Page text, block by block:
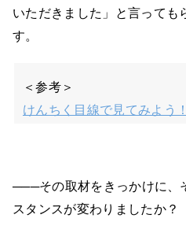
いただきました」と言っても
す。
＜参考＞
けんちく目線で見てみよう
───その取材をきっかけに、
スタンスが変わりましたか？